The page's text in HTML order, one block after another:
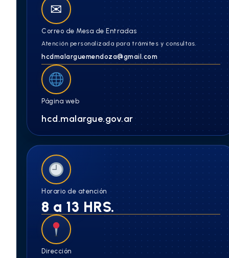
✉
Correo de Mesa de Entradas
Atención personalizada para trámites y consultas.
hcdmalarguemendoza@gmail.com
Página web
hcd.malargue.gov.ar
Horario de atención
8 a 13 HRS.
Dirección